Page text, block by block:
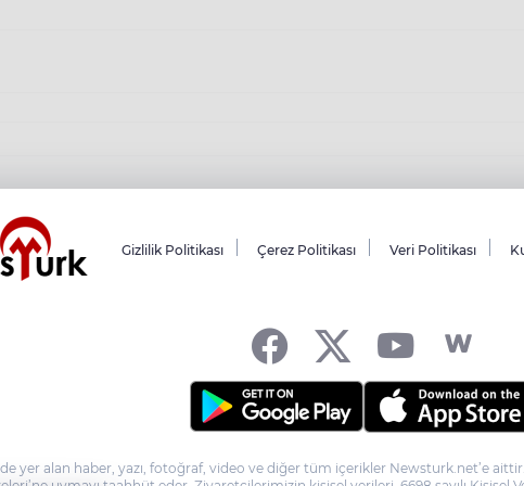
Gizlilik Politikası Çerez Politikası Veri Politikası
yer alan haber, yazı, fotoğraf, video ve diğer tüm içerikler Newsturk.net’e